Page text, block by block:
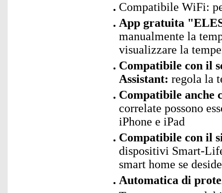
Compatibile WiFi:
App gratuita
manualmente la
visualizzare la
Compatibile con il
Assistant: regola la
Compatibile anche
correlate possono
iPhone e iPad
Compatibile con il
dispositivi Smart-
smart home se
Automatica di